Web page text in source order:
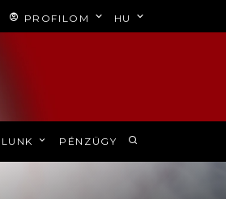
PROFILOM HU
PÉNZÜGY